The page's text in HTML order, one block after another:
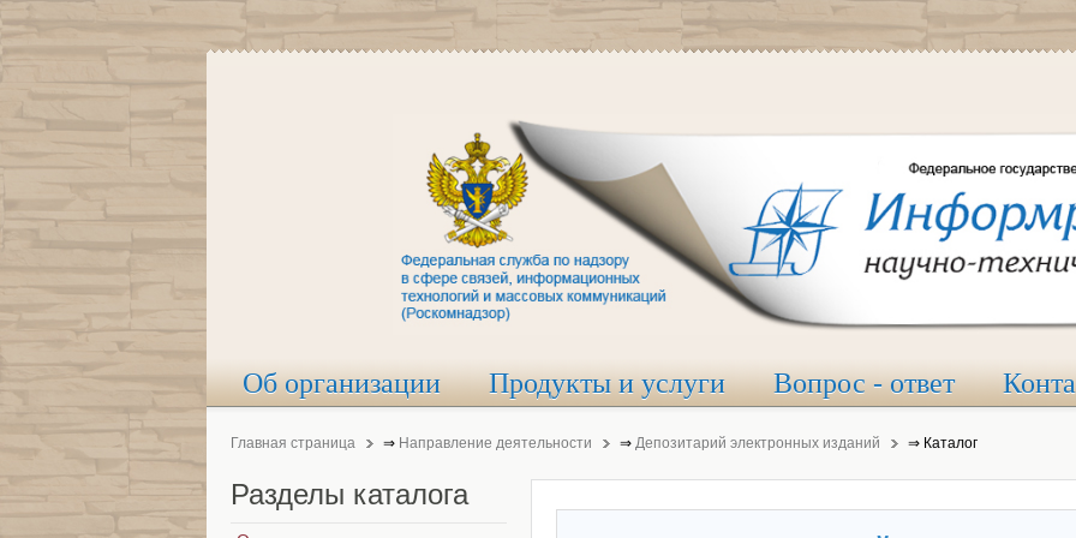
Об организации Продукты и услуги Вопрос - ответ
Главная страница ⇒ Направление деятельности ⇒ Депозитарий электронных изданий ⇒ Каталог
Разделы каталога